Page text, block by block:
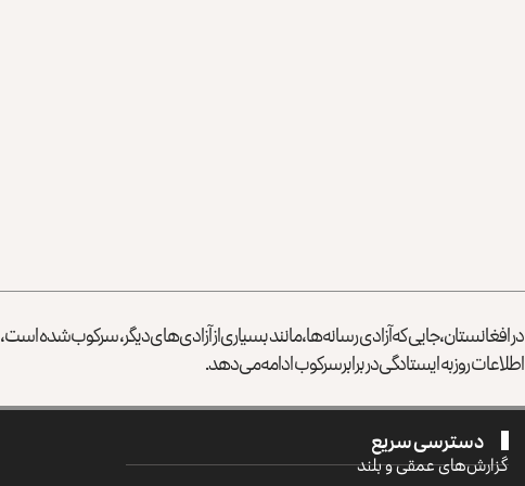
در افغانستان، جایی که آزادی رسانه‌ها، مانند بسیاری از آزادی‌های دیگر، سرکوب شده است،
اطلاعات روز به ایستادگی در برابر سرکوب ادامه می‌دهد.
دسترسی سریع
گزارش‌‌های عمقی و بلند